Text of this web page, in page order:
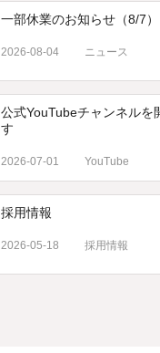
一部休業のお知らせ（8/7）
2026-08-04 ニュース
公式YouTubeチャンネルを
す
2026-07-01 YouTube
採用情報
2026-05-18 採用情報